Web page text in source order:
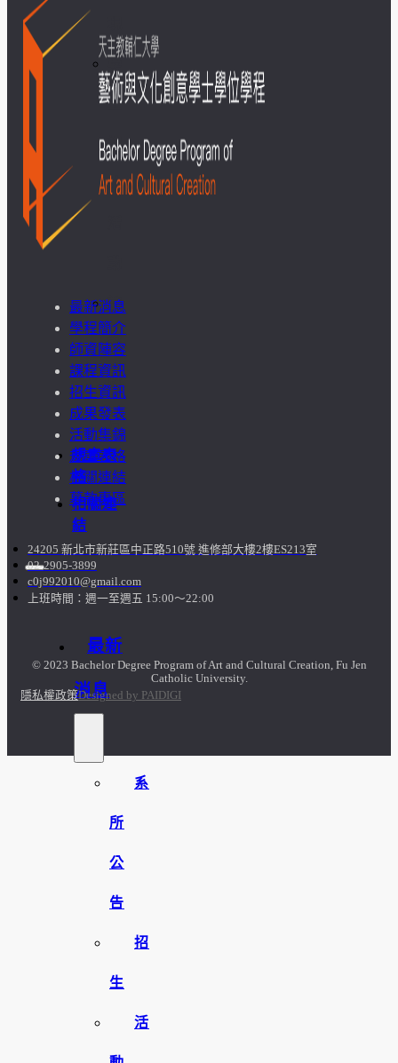
生
課
外
訪
談
照
片
規章表
格
相關連
結
最新
消息
系
所
公
告
招
生
活
最新消息
學程簡介
師資陣容
課程資訊
招生資訊
成果發表
活動集錦
規章表格
相關連結
募款專區
24205 新北市新莊區中正路510號 進修部大樓2樓ES213室
02-2905-3899
c0j992010@gmail.com
上班時間：週一至週五 15:00～22:00
© 2023 Bachelor Degree Program of Art and Cultural Creation, Fu Jen
Catholic University.
隱私權政策Designed by PAIDIGI